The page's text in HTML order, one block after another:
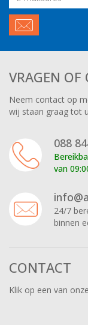
VRAGEN OF
Neem contact op
wij staan graag tot
088
van
24/7
binnen
CONTACT
Klik op een van